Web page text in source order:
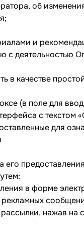
об
и
с деятельностью
в качестве
(в поле для
с текстом
для
его
в форме
нажав на